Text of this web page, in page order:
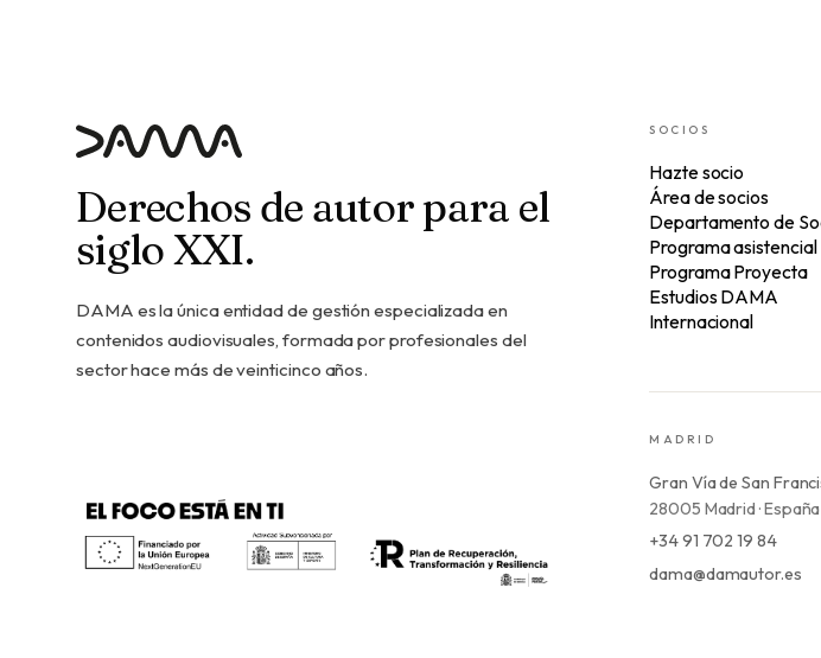
Derechos de autor para el
siglo XXI.
DAMA es la única entidad de gestión especializada en
contenidos audiovisuales, formada por profesionales del
sector hace más de veinticinco años.
SOCIOS
Hazte socio
Área de socios
Departamento de
Programa asistencial
Programa Proyecta
Estudios DAMA
Internacional
MADRID
Gran Vía de San
28005 Madrid · España
+34 91 702 19 84
dama@damautor.es